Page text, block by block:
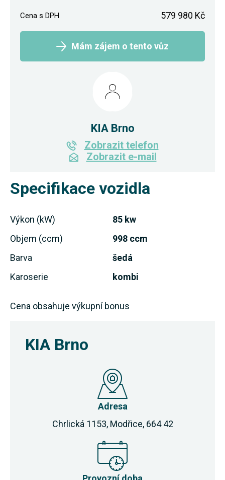
Specifikace vozidla
Výkon (kW)
85 kw
Objem (ccm)
998 ccm
Barva
šedá
Karoserie
kombi
Cena obsahuje výkupní bonus
KIA Brno
Adresa
Chrlická 1153, Modřice, 664 42
Cena s DPH 579 980 Kč
Mám zájem o tento vůz
KIA Brno
Zobrazit telefon
Zobrazit e-mail